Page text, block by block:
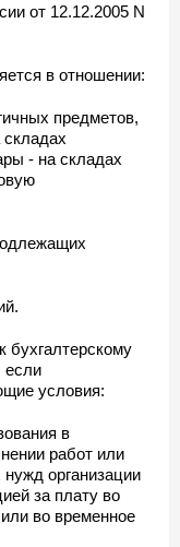
от 12.12.2005 N
в отношении:
предметов,
- на складах
бухгалтерскому
если
условия:
в
работ или
нужд организации
за плату во
во временное